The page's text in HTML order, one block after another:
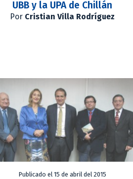
UBB y la UPA de Chillán
Por Cristian Villa Rodríguez
Publicado el 15 de abril del 2015